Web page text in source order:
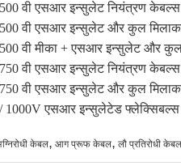
वी एसआर इन्सुलेट नियंत्रण
वी एसआर इन्सुलेट और कुल
वी मीका + एसआर इन्सुलेट और
वी एसआर इन्सुलेट नियंत्रण
वी एसआर इन्सुलेट और कुल
1000V एसआर इन्सुलेटेड
केबल, आग प्रूफ केबल, लौ प्रतिरोधी केबल